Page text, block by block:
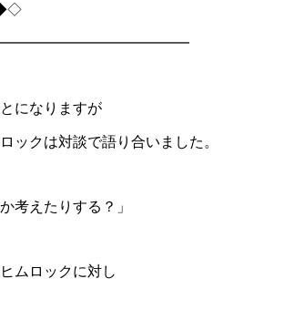
◆◇
になりますが
ックは対談で語り合いました。
考えたりする？」
ムロックに対し